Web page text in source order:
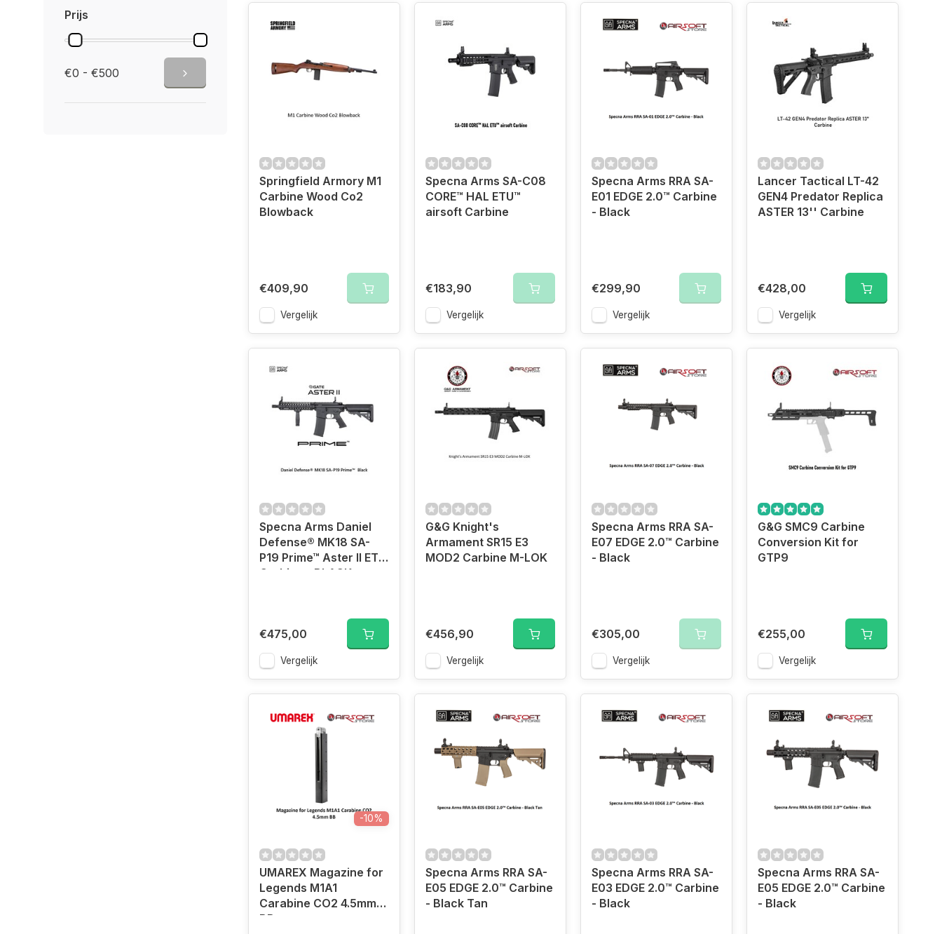
Prijs
€0 - €500
Springfield Armory M1
Carbine Wood Co2
Blowback
€409,90
Vergelijk
Specna Arms SA-C08
CORE™ HAL ETU™
airsoft Carbine
€183,90
Vergelijk
Specna Arms RRA SA-
E01 EDGE 2.0™ Carbine
- Black
€299,90
Vergelijk
Lancer Tactical LT-42
GEN4 Predator Replica
ASTER 13'' Carbine
€428,00
Vergelijk
Specna Arms Daniel
Defense® MK18 SA-
P19 Prime™ Aster II ETU
Carbine - BLACK
€475,00
Vergelijk
G&G Knight's
Armament SR15 E3
MOD2 Carbine M-LOK
€456,90
Vergelijk
Specna Arms RRA SA-
E07 EDGE 2.0™ Carbine
- Black
€305,00
Vergelijk
G&G SMC9 Carbine
Conversion Kit for
GTP9
€255,00
Vergelijk
-10%
UMAREX Magazine for
Legends M1A1
Carabine CO2 4.5mm
BB
Specna Arms RRA SA-
E05 EDGE 2.0™ Carbine
- Black Tan
Specna Arms RRA SA-
E03 EDGE 2.0™ Carbine
- Black
Specna Arms RRA SA-
E05 EDGE 2.0™ Carbine
- Black